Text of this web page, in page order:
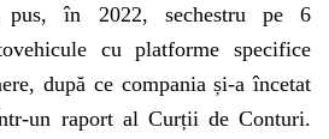
pus, în 2022, sechestru pe 6
cu platforme specifice
după ce compania și-a încetat
un raport al Curții de Conturi.